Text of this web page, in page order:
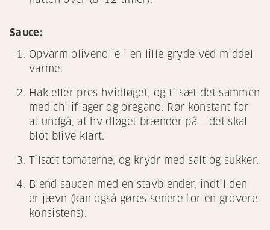
Sauce:
Opvarm olivenolie i en lille gryde ved middel
varme.
Hak eller pres hvidløget, og tilsæt det sammen
med chiliflager og oregano. Rør konstant for
at undgå, at hvidløget brænder på – det skal
blot blive klart.
Tilsæt tomaterne, og krydr med salt og sukker.
Blend saucen med en stavblender, indtil den
er jævn (kan også gøres senere for en grovere
konsistens).